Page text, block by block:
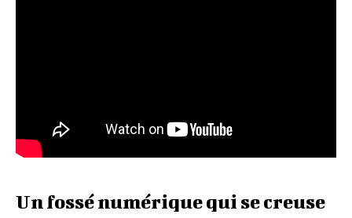
Un fossé numérique qui se creuse